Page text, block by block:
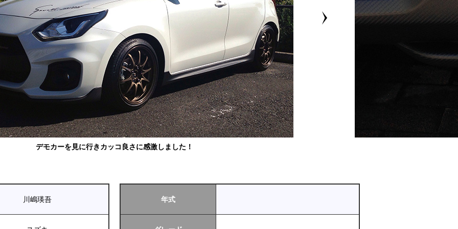
デモカーを見に行きカッコ良さに感激しました！
川嶋瑛吾 年式